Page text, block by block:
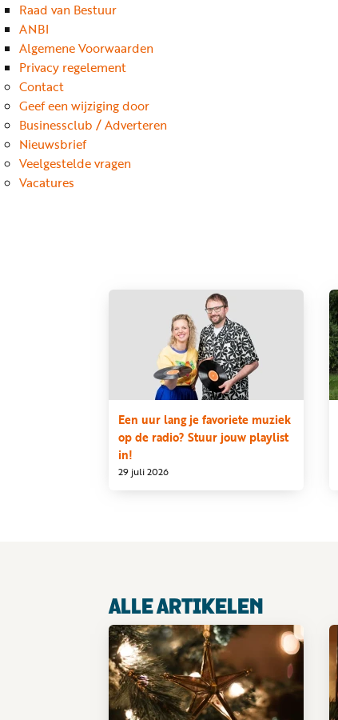
Raad van Bestuur
ANBI
Algemene Voorwaarden
Privacy regelement
Contact
Geef een wijziging door
Businessclub / Adverteren
Nieuwsbrief
Veelgestelde vragen
Vacatures
29 juli 2026
Een uur lang je favoriete muziek
op de radio? Stuur jouw playlist
in!
ALLE ARTIKELEN